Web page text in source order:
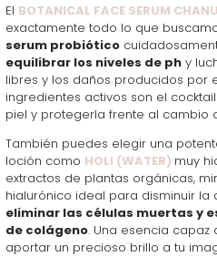
El BOTANICAL FACE SERUM
exactamente todo lo que
serum probiótico
equilibrar los niveles de phy
libres y los daños producidos por
ingredientes activos son el
piel y protegerla frente al cambio
También puedes elegir una
loción como HOLI (WATER) muy
extractos de plantas orgánicas,
hialurónico ideal para disminuir la
eliminar las células muertas y
de colágeno. Una esencia capaz
aportar un precioso brillo a tu